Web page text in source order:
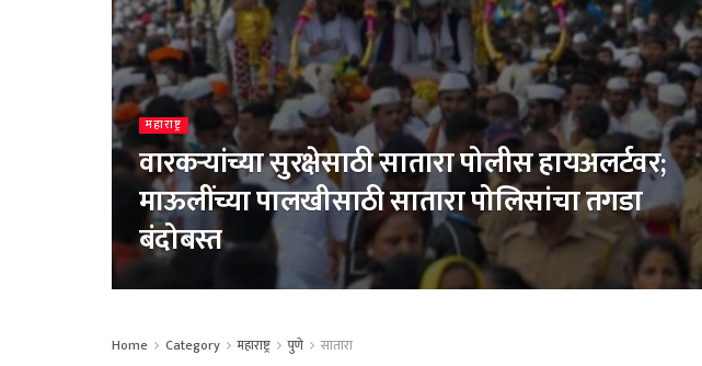
महाराष्ट्र
वारकऱ्यांच्या सुरक्षेसाठी सातारा पोलीस हायअलर्टवर;
माऊलींच्या पालखीसाठी सातारा पोलिसांचा तगडा
बंदोबस्त
Home Category महाराष्ट्र पुणे सातारा